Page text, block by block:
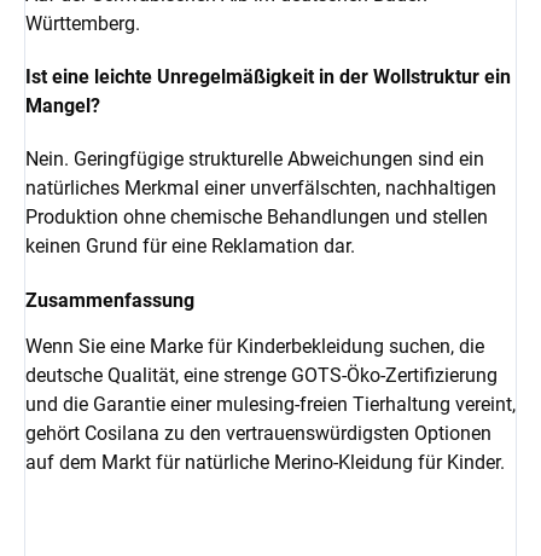
Württemberg.
Ist eine leichte Unregelmäßigkeit in der Wollstruktur ein
Mangel?
Nein. Geringfügige strukturelle Abweichungen sind ein
natürliches Merkmal einer unverfälschten, nachhaltigen
Produktion ohne chemische Behandlungen und stellen
keinen Grund für eine Reklamation dar.
Zusammenfassung
Wenn Sie eine Marke für Kinderbekleidung suchen, die
deutsche Qualität, eine strenge GOTS-Öko-Zertifizierung
und die Garantie einer mulesing-freien Tierhaltung vereint,
gehört Cosilana zu den vertrauenswürdigsten Optionen
auf dem Markt für natürliche Merino-Kleidung für Kinder.